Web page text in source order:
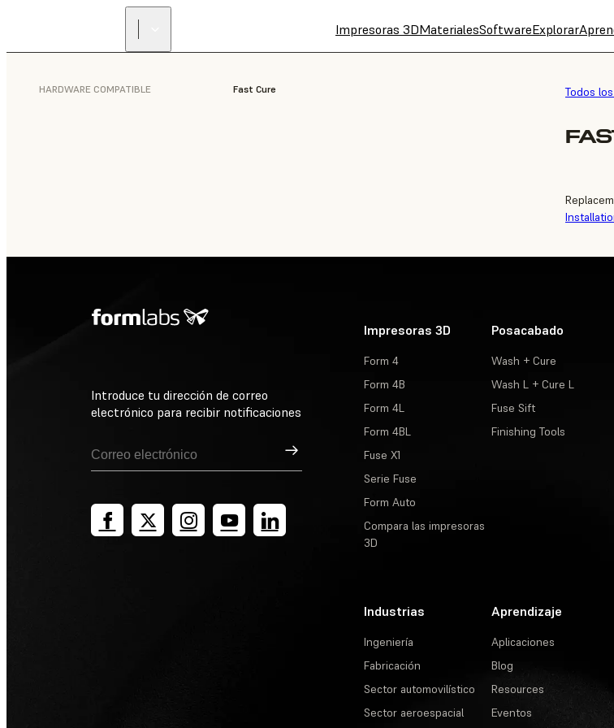
Impresoras 3DMaterialesSoftwareExplorar
Todos
HARDWARE COMPATIBLE Fast Cure
Introduce tu dirección de correo
electrónico para recibir notificaciones
Suscribirse
Impresoras 3D
Form 4
Form 4B
Form 4L
Form 4BL
Fuse X1
Serie Fuse
Form Auto
Compara las impresoras
3D
Posacabado
Wash + Cure
Wash L + Cure L
Fuse Sift
Finishing Tools
Industrias
Ingeniería
Fabricación
Sector automovilístico
Sector aeroespacial
Aprendizaje
Aplicaciones
Blog
Resources
Eventos